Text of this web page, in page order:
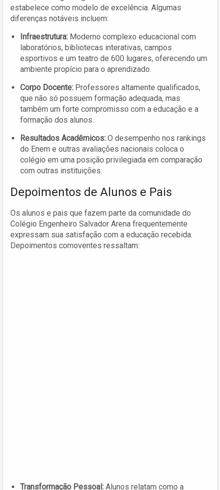
estabelece como modelo de excelência. Algumas
diferenças notáveis incluem:
Infraestrutura: Moderno complexo educacional com
laboratórios, bibliotecas interativas, campos
esportivos e um teatro de 600 lugares, oferecendo um
ambiente propício para o aprendizado.
Corpo Docente: Professores altamente qualificados,
que não só possuem formação adequada, mas
também um forte compromisso com a educação e a
formação dos alunos.
Resultados Acadêmicos: O desempenho nos rankings
do Enem e outras avaliações nacionais coloca o
colégio em uma posição privilegiada em comparação
com outras instituições.
Depoimentos de Alunos e Pais
Os alunos e pais que fazem parte da comunidade do
Colégio Engenheiro Salvador Arena frequentemente
expressam sua satisfação com a educação recebida.
Depoimentos comoventes ressaltam:
Transformação Pessoal: Alunos relatam como a